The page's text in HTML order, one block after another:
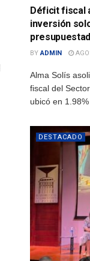
Déficit fiscal
inversión
BY ADMIN
Alma Solís
fiscal del
ubicó en
DESTACADO